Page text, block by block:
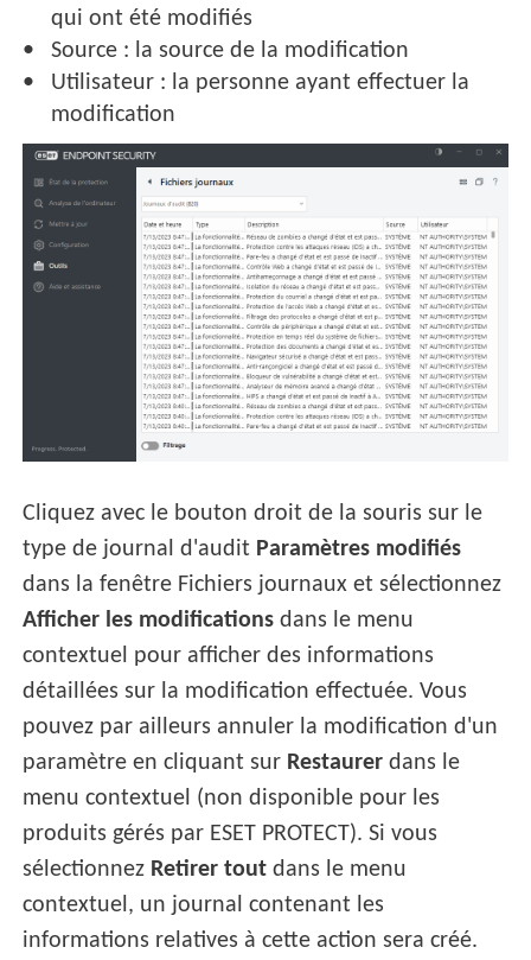
qui ont été modifiés
Source : la source de la modification
Utilisateur : la personne ayant effectuer la
modification
Cliquez avec le bouton droit de la souris sur le
type de journal d'audit Paramètres modifiés
dans la fenêtre Fichiers journaux et sélectionnez
Afficher les modifications dans le menu
contextuel pour afficher des informations
détaillées sur la modification effectuée. Vous
pouvez par ailleurs annuler la modification d'un
paramètre en cliquant sur Restaurer dans le
menu contextuel (non disponible pour les
produits gérés par ESET PROTECT). Si vous
sélectionnez Retirer tout dans le menu
contextuel, un journal contenant les
informations relatives à cette action sera créé.